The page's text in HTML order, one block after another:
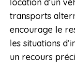
location d’un
transports
encourage le
les situations
un recours